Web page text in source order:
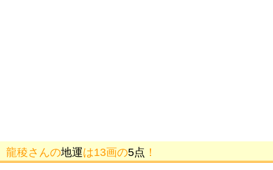
龍稜さんの地運は13画の5点 ！